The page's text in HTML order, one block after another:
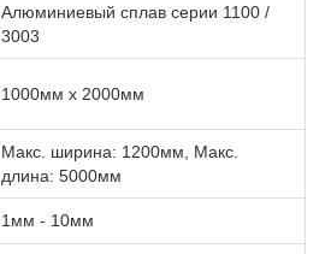
Алюминиевый сплав серии 1100 /
3003
1000мм x 2000мм
Макс. ширина: 1200мм, Макс.
длина: 5000мм
1мм - 10мм